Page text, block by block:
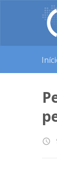
access_time